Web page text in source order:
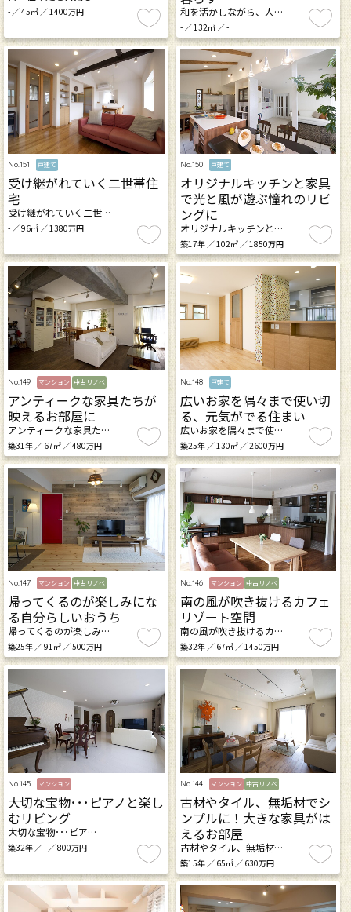
- ／ 45㎡ ／ 1400万円 和を活かしながら、人…
- ／ 132㎡ ／ -
No.151 戸建て
受け継がれていく二世帯住
宅
受け継がれていく二世…
- ／ 96㎡ ／ 1380万円
No.150 戸建て
オリジナルキッチンと家具
で光と風が遊ぶ憧れのリビ
ングに
オリジナルキッチンと…
築17年 ／ 102㎡ ／ 1850万円
No.149 マンション 中古リノベ
アンティークな家具たちが
映えるお部屋に
アンティークな家具た…
築31年 ／ 67㎡ ／ 480万円
No.148 戸建て
広いお家を隅々まで使い切
る、元気がでる住まい
広いお家を隅々まで使…
築25年 ／ 130㎡ ／ 2600万円
No.147 マンション 中古リノベ
帰ってくるのが楽しみにな
る自分らしいおうち
帰ってくるのが楽しみ…
築25年 ／ 91㎡ ／ 500万円
No.146 マンション 中古リノベ
南の風が吹き抜けるカフェ
リゾート空間
南の風が吹き抜けるカ…
築32年 ／ 67㎡ ／ 1450万円
No.145 マンション
大切な宝物･･･ピアノと楽し
むリビング
大切な宝物･･･ピア…
築32年 ／ - ／ 800万円
No.144 マンション 中古リノベ
古材やタイル、無垢材でシ
ンプルに！大きな家具がは
えるお部屋
古材やタイル、無垢材…
築15年 ／ 65㎡ ／ 630万円